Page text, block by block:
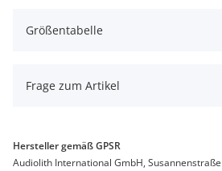
Größentabelle
Frage zum Artikel
Hersteller gemäß GPSR
Audiolith International GmbH,